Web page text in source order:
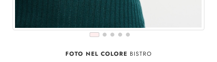
FOTO NEL COLORE BISTRO